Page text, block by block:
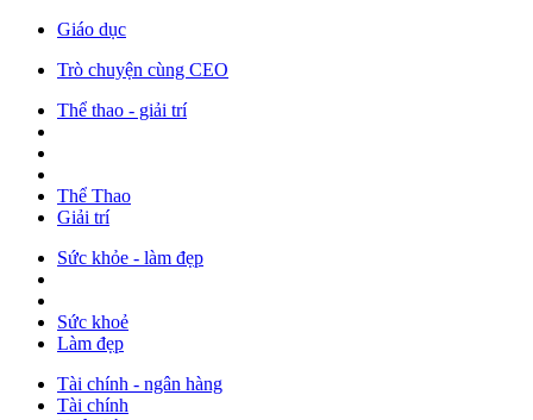
Giáo dục
Trò chuyện cùng CEO
Thể thao - giải trí
Thể Thao
Giải trí
Sức khỏe - làm đẹp
Sức khoẻ
Làm đẹp
Tài chính - ngân hàng
Tài chính